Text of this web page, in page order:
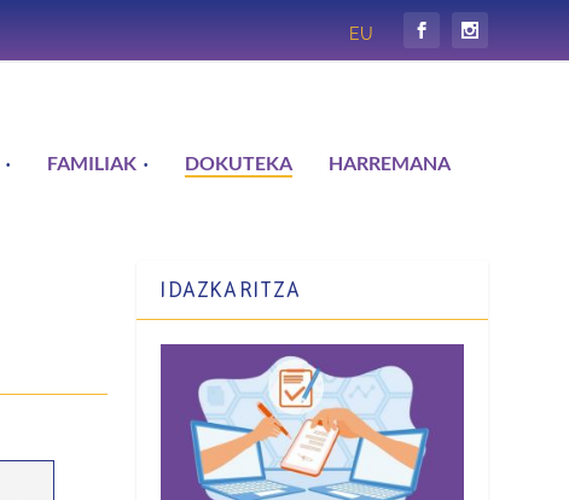
EU
FAMILIAK DOKUTEKA HARREMANA
IDAZKARITZA